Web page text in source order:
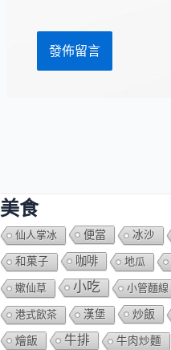
美食
仙人掌冰 便當 冰沙
和菓子 咖啡 地瓜
嫰仙草 小吃 小管麵線
港式飲茶 漢堡 炒飯
燴飯 牛排 牛肉炒麵